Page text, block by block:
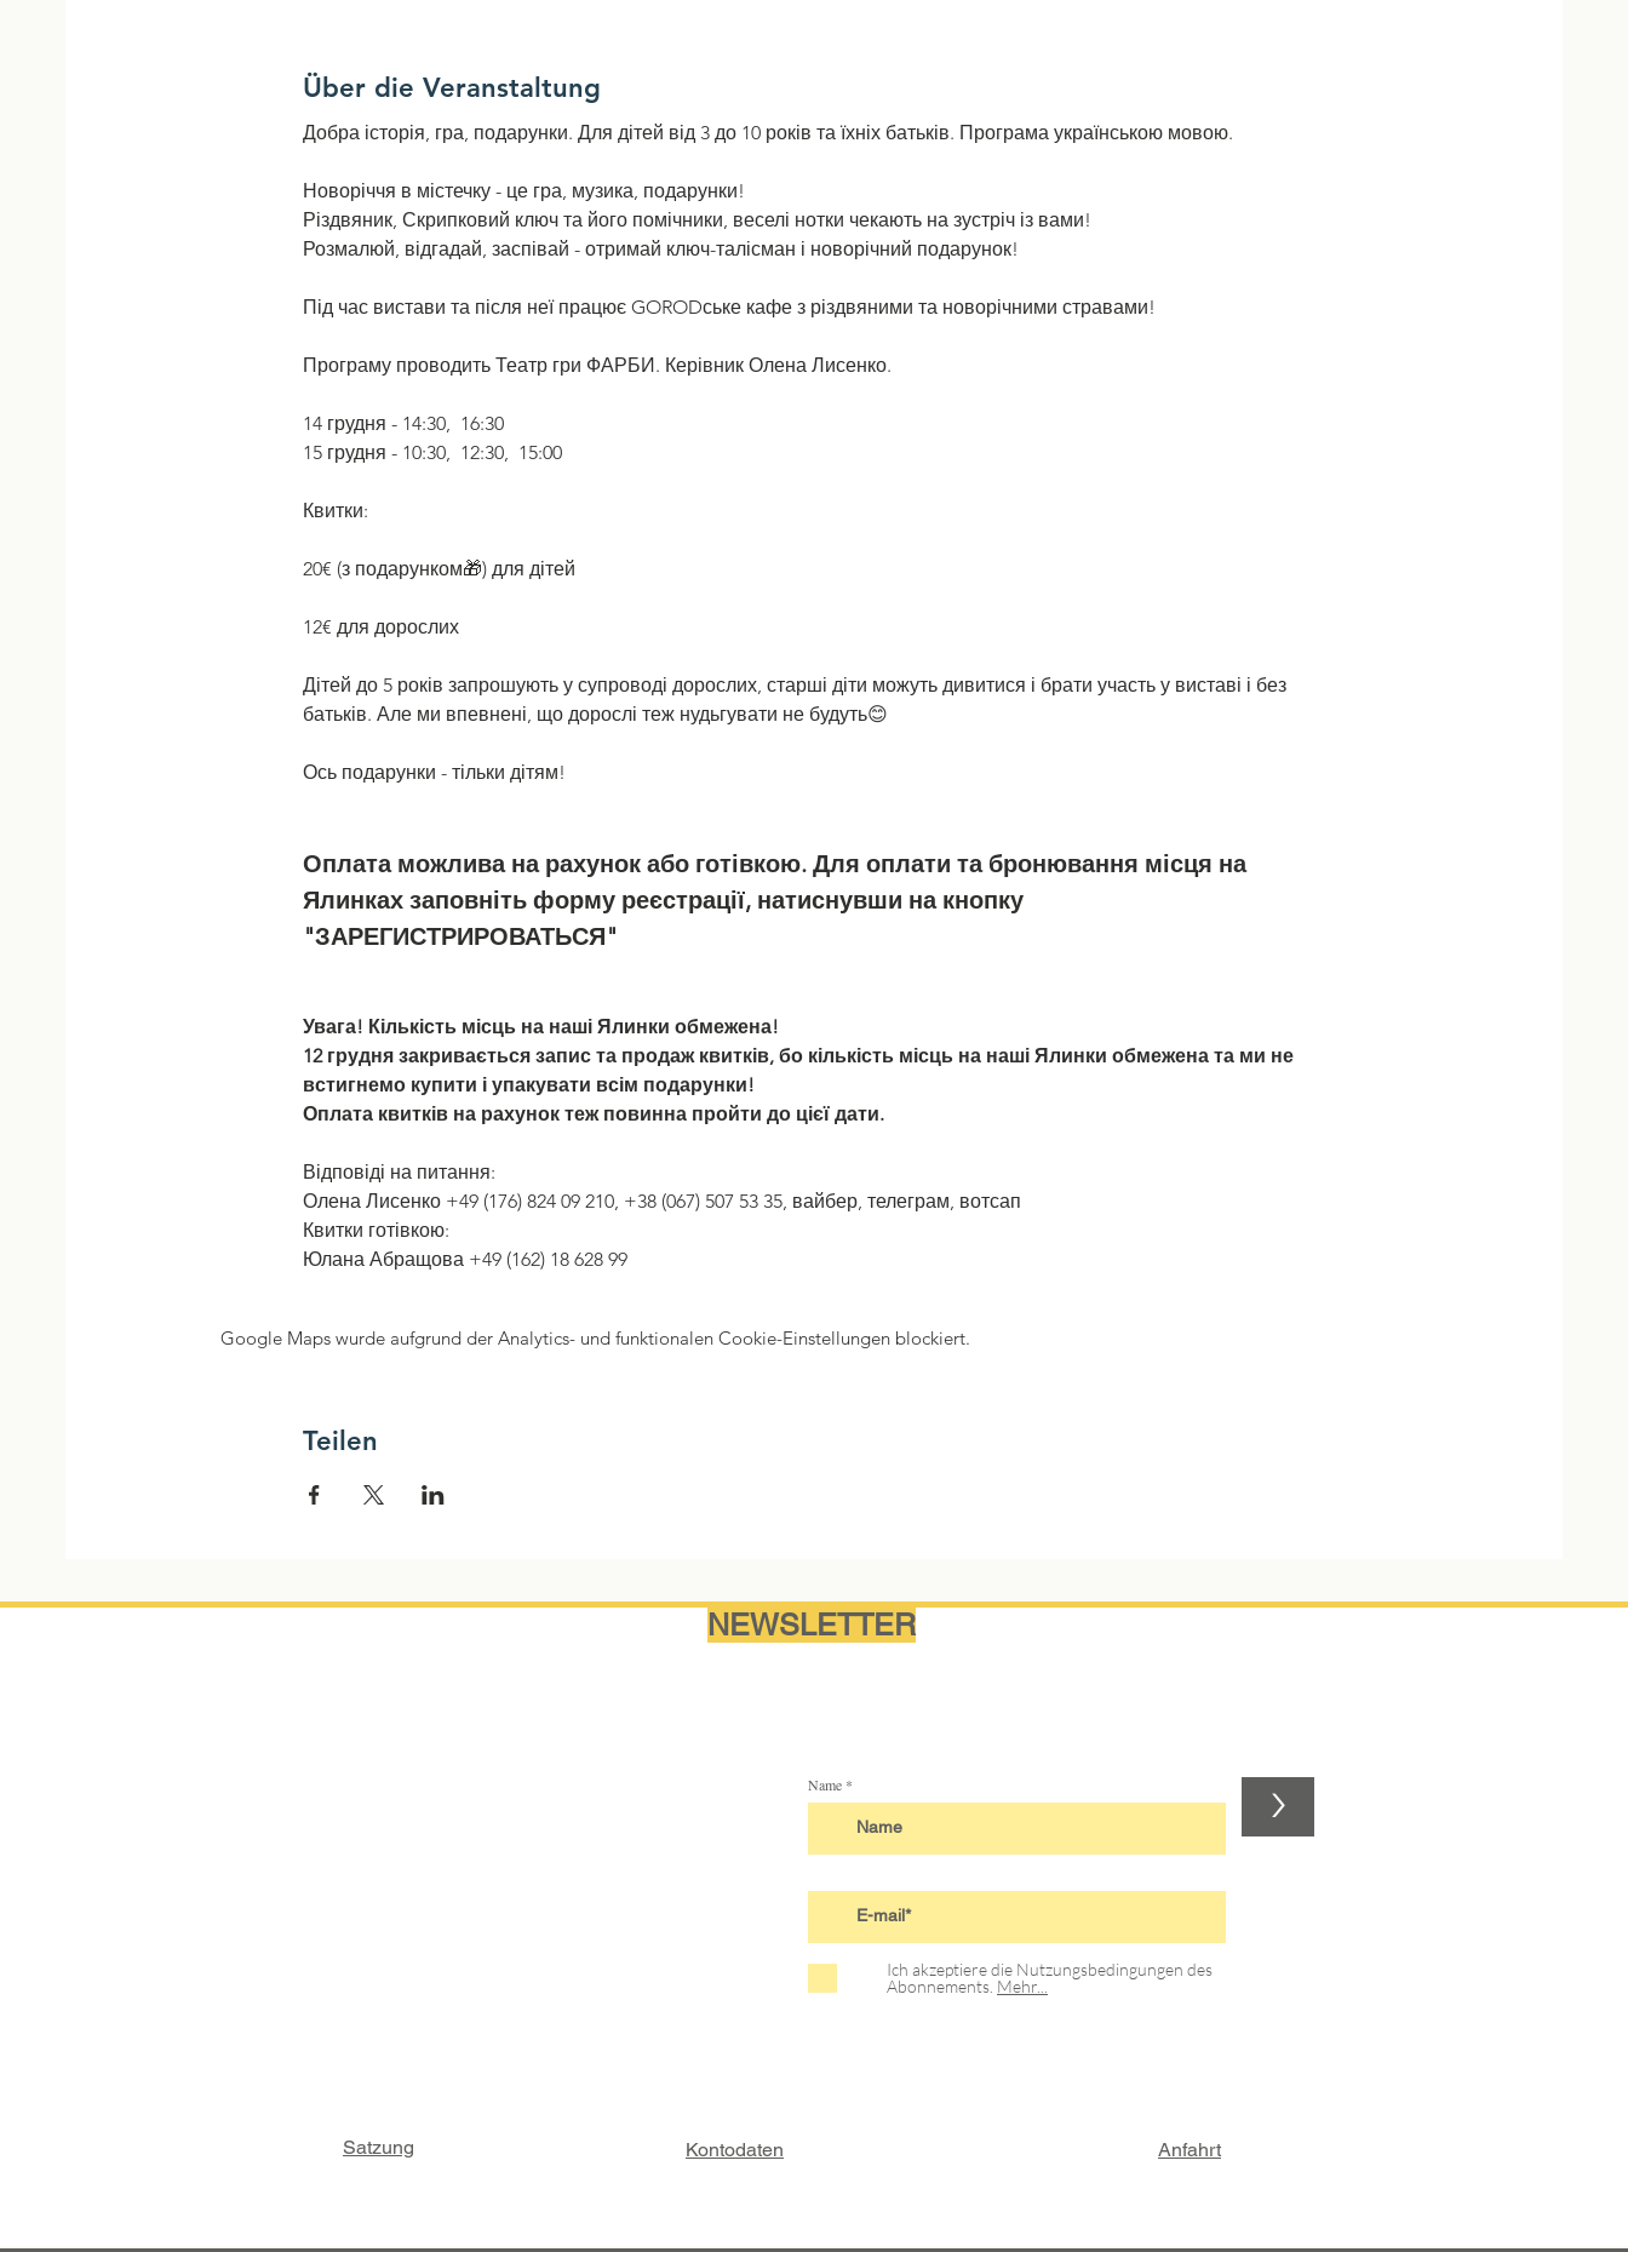
Über die Veranstaltung
Добра історія, гра, подарунки. Для дітей від 3 до 10 років та їхніх батьків. Програма українською мовою.
Новоріччя в містечку - це гра, музика, подарунки!
Різдвяник, Скрипковий ключ та його помічники, веселі нотки чекають на зустріч із вами!
Розмалюй, відгадай, заспівай - отримай ключ-талісман і новорічний подарунок!
Під час вистави та після неї працює GORODське кафе з різдвяними та новорічними стравами!
Програму проводить Театр гри ФАРБИ. Керівник Олена Лисенко.
14 грудня - 14:30,  16:30
15 грудня - 10:30,  12:30,  15:00
Квитки:
20€ (з подарунком🎁) для дітей
12€ для дорослих
Дітей до 5 років запрошують у супроводі дорослих, старші діти можуть дивитися і брати участь у виставі і без
батьків. Але ми впевнені, що дорослі теж нудьгувати не будуть😊
Ось подарунки - тільки дітям!
Оплата можлива на рахунок або готівкою. Для оплати та бронювання місця на
Ялинках заповніть форму реєстрації, натиснувши на кнопку
"ЗАРЕГИСТРИРОВАТЬСЯ"
Увага! Кількість місць на наші Ялинки обмежена!
12 грудня закривається запис та продаж квитків, бо кількість місць на наші Ялинки обмежена та ми не
встигнемо купити і упакувати всім подарунки!
Оплата квитків на рахунок теж повинна пройти до цієї дати.
Відповіді на питання:
Олена Лисенко +49 (176) 824 09 210, +38 (067) 507 53 35, вайбер, телеграм, вотсап
Квитки готівкою:
Юлана Абращова +49 (162) 18 628 99
Google Maps wurde aufgrund der Analytics- und funktionalen Cookie-Einstellungen blockiert.
Teilen
NEWSLETTER
Name >
Ich akzeptiere die Nutzungsbedingungen des
Abonnements. Mehr...
Satzung Kontodaten Anfahrt